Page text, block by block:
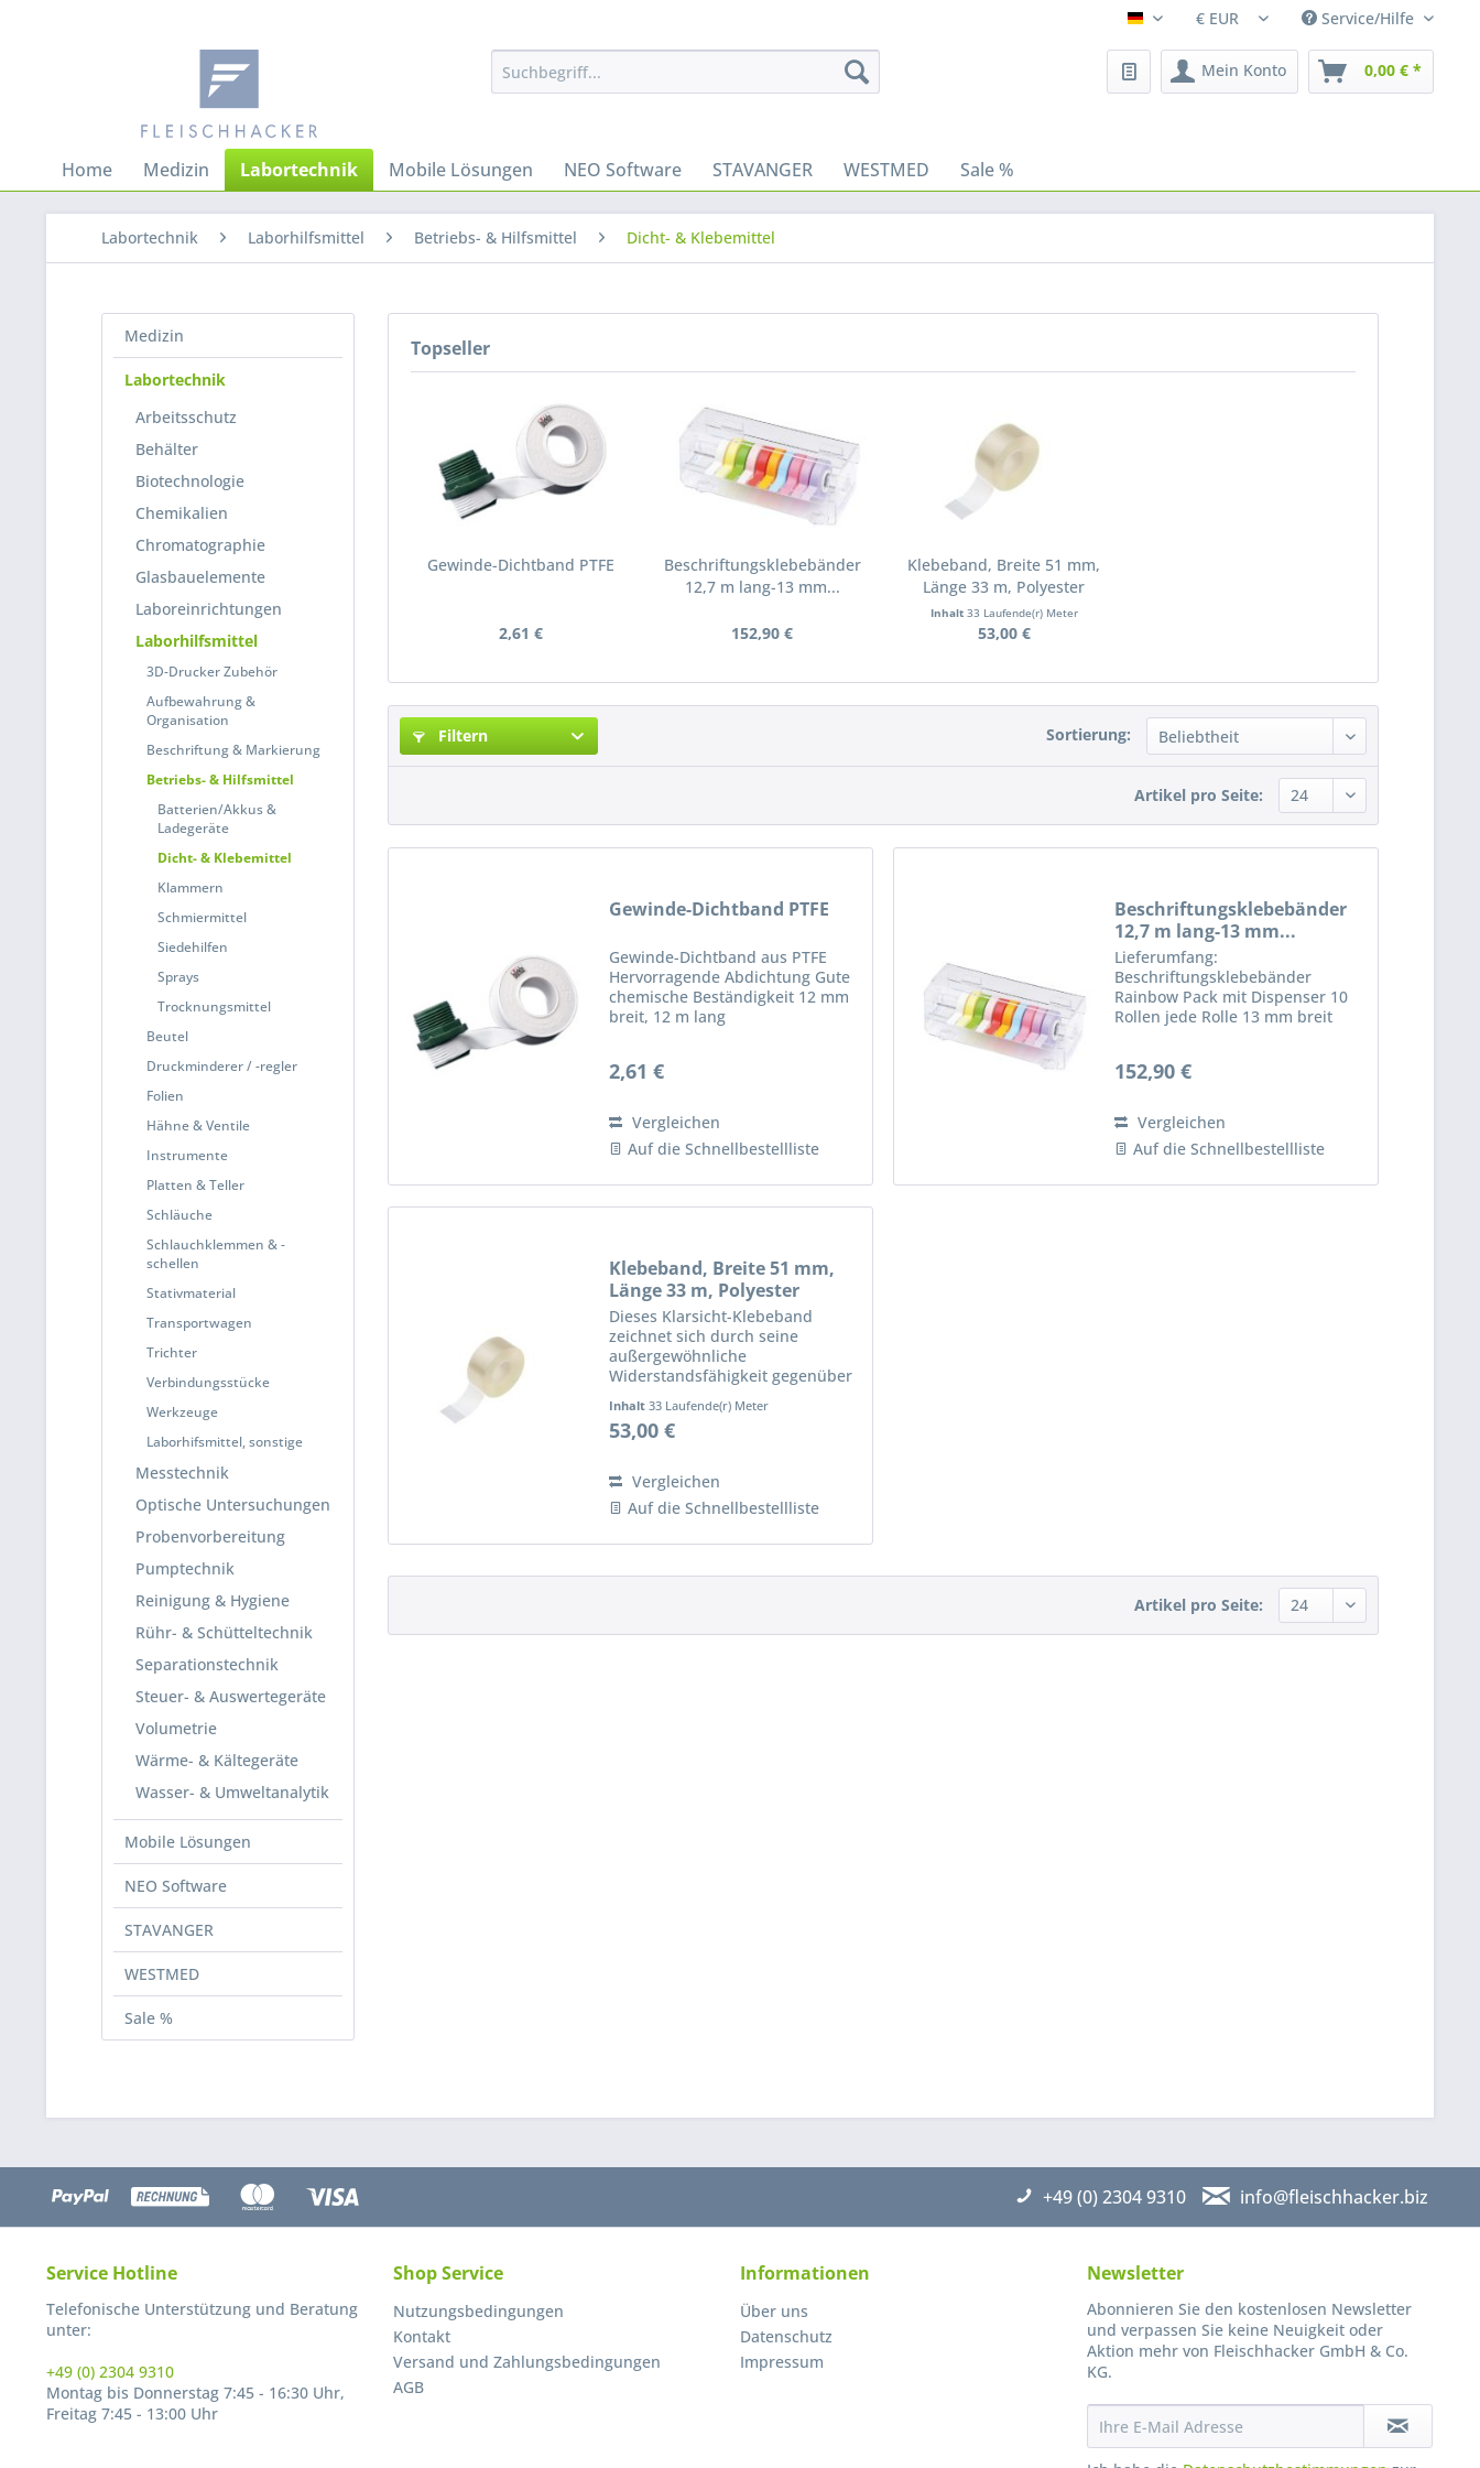
Fleischhacker Service/Hilfe
Mein Konto 0,00 € *
Home Medizin Labortechnik Mobile Lösungen NEO Software STAVANGER WESTMED Sale %
Labortechnik Laborhilfsmittel Betriebs- & Hilfsmittel Dicht- & Klebemittel
Medizin
Labortechnik
Arbeitsschutz
Behälter
Biotechnologie
Chemikalien
Chromatographie
Glasbauelemente
Laboreinrichtungen
Laborhilfsmittel
3D-Drucker Zubehör
Aufbewahrung &
Organisation
Beschriftung & Markierung
Betriebs- & Hilfsmittel
Batterien/Akkus &
Ladegeräte
Dicht- & Klebemittel
Klammern
Schmiermittel
Siedehilfen
Sprays
Trocknungsmittel
Beutel
Druckminderer / -regler
Folien
Hähne & Ventile
Instrumente
Platten & Teller
Schläuche
Schlauchklemmen & -
schellen
Stativmaterial
Transportwagen
Trichter
Verbindungsstücke
Werkzeuge
Laborhifsmittel, sonstige
Messtechnik
Optische Untersuchungen
Probenvorbereitung
Pumptechnik
Reinigung & Hygiene
Rühr- & Schütteltechnik
Separationstechnik
Steuer- & Auswertegeräte
Volumetrie
Wärme- & Kältegeräte
Wasser- & Umweltanalytik
Mobile Lösungen
NEO Software
STAVANGER
WESTMED
Sale %
Topseller
Gewinde-Dichtband PTFE
2,61 €
Beschriftungsklebebänder
12,7 m lang-13 mm...
152,90 €
Klebeband, Breite 51 mm,
Länge 33 m, Polyester
Inhalt 33 Laufende(r) Meter
53,00 €
Filtern Sortierung:
Artikel pro Seite:
Gewinde-Dichtband PTFE
Gewinde-Dichtband aus PTFE
Hervorragende Abdichtung Gute
chemische Beständigkeit 12 mm
breit, 12 m lang
2,61 €
Vergleichen
Auf die Schnellbestellliste
Beschriftungsklebebänder
12,7 m lang-13 mm...
Lieferumfang:
Beschriftungsklebebänder
Rainbow Pack mit Dispenser 10
Rollen jede Rolle 13 mm breit
Farben: weiß, gelb, grün, orange,
lavendel
152,90 €
Vergleichen
Auf die Schnellbestellliste
Klebeband, Breite 51 mm,
Länge 33 m, Polyester
Dieses Klarsicht-Klebeband
zeichnet sich durch seine
außergewöhnliche
Widerstandsfähigkeit gegenüber
Umwelteinflüssen und
Chemikalien aus. Es ist speziell
anspruchsvollen Bedingungen
und industriellen...
Inhalt33 Laufende(r) Meter
53,00 €
Vergleichen
Auf die Schnellbestellliste
Artikel pro Seite:
+49 (0) 2304 9310 info@fleischhacker.biz
Service Hotline
Telefonische Unterstützung und Beratung
unter:
+49 (0) 2304 9310
Montag bis Donnerstag 7:45 - 16:30 Uhr,
Freitag 7:45 - 13:00 Uhr
Shop Service
Nutzungsbedingungen
Kontakt
Versand und Zahlungsbedingungen
AGB
Informationen
Über uns
Datenschutz
Impressum
Newsletter
Abonnieren Sie den kostenlosen Newsletter
und verpassen Sie keine Neuigkeit oder
Aktion mehr von Fleischhacker GmbH & Co.
KG.